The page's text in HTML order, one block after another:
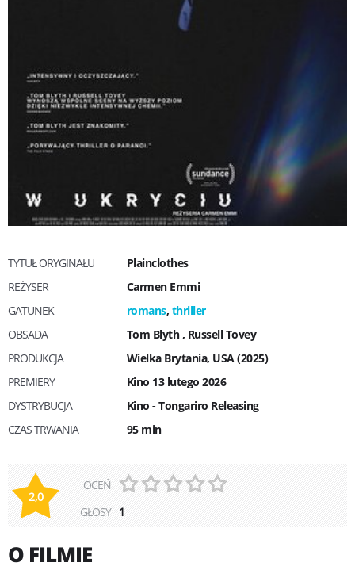
TYTUŁ ORYGINAŁU
Plainclothes
REŻYSER
Carmen Emmi
GATUNEK
romans, thriller
OBSADA
Tom Blyth, Russell Tovey
PRODUKCJA
Wielka Brytania, USA (2025)
PREMIERY
Kino 13 lutego 2026
DYSTRYBUCJA
Kino - Tongariro Releasing
CZAS TRWANIA
95 min
2,0
OCEŃ
GŁOSY 1
O FILMIE